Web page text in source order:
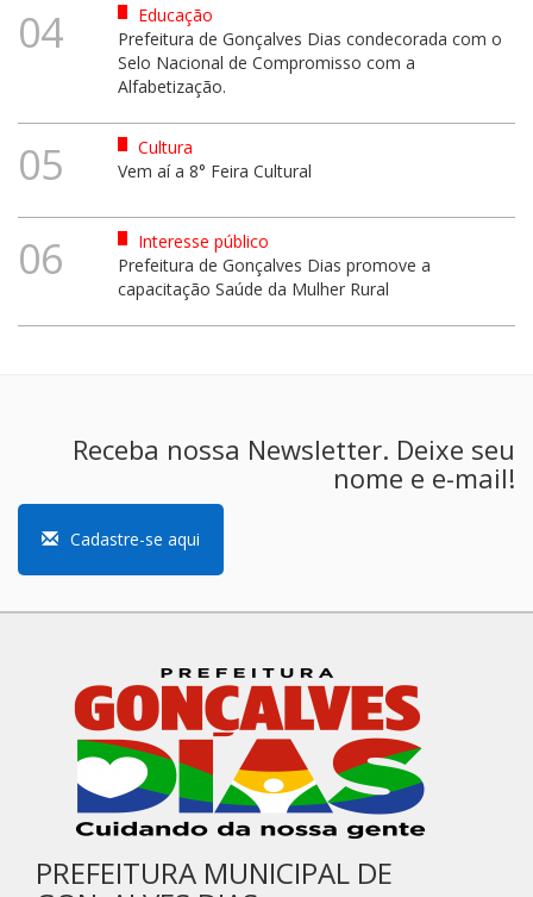
04
Educação
Prefeitura de Gonçalves Dias condecorada com o
Selo Nacional de Compromisso com a
Alfabetização.
05
Cultura
Vem aí a 8° Feira Cultural
06
Interesse público
Prefeitura de Gonçalves Dias promove a
capacitação Saúde da Mulher Rural
Receba nossa Newsletter. Deixe seu
nome e e-mail!
Cadastre-se aqui
PREFEITURA MUNICIPAL DE